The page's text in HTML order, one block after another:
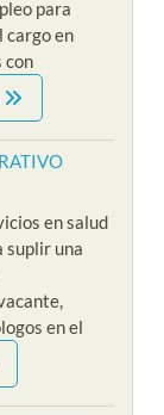
para
cargo en
con
en salud
suplir una
en el